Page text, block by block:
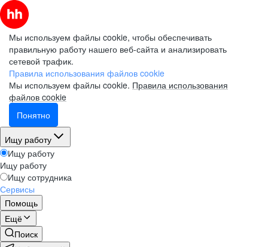
Мы используем файлы cookie, чтобы обеспечивать
правильную работу нашего веб-сайта и анализировать
сетевой трафик.
Правила использования файлов cookie
Мы используем файлы cookie. Правила использования
файлов cookie
Понятно
Ищу работу
Ищу работу
Ищу работу
Ищу сотрудника
Сервисы
Помощь
Ещё
Поиск